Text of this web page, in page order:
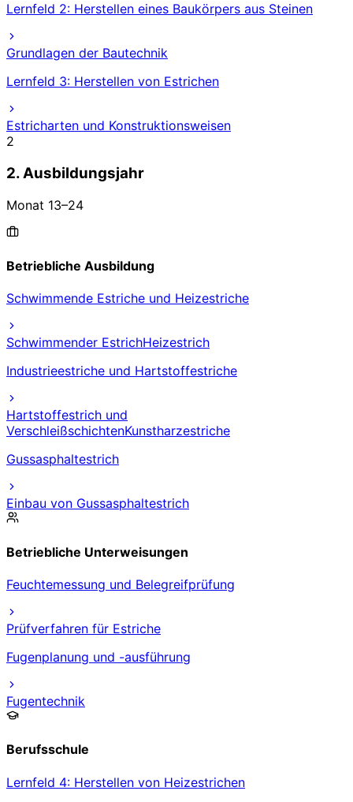
Lernfeld 2: Herstellen eines Baukörpers aus Steinen
Grundlagen der Bautechnik
Lernfeld 3: Herstellen von Estrichen
Estricharten und Konstruktionsweisen
2
2. Ausbildungsjahr
Monat 13–24
Betriebliche Ausbildung
Schwimmende Estriche und Heizestriche
Schwimmender EstrichHeizestrich
Industrieestriche und Hartstoffestriche
Hartstoffestrich und
VerschleißschichtenKunstharzestriche
Gussasphaltestrich
Einbau von Gussasphaltestrich
Betriebliche Unterweisungen
Feuchtemessung und Belegreifprüfung
Prüfverfahren für Estriche
Fugenplanung und -ausführung
Fugentechnik
Berufsschule
Lernfeld 4: Herstellen von Heizestrichen